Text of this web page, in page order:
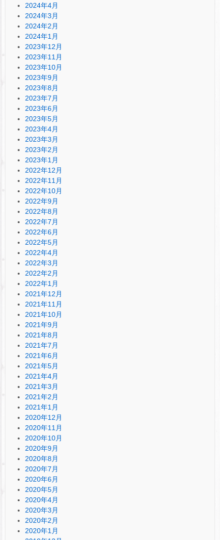
2024年4月
2024年3月
2024年2月
2024年1月
2023年12月
2023年11月
2023年10月
2023年9月
2023年8月
2023年7月
2023年6月
2023年5月
2023年4月
2023年3月
2023年2月
2023年1月
2022年12月
2022年11月
2022年10月
2022年9月
2022年8月
2022年7月
2022年6月
2022年5月
2022年4月
2022年3月
2022年2月
2022年1月
2021年12月
2021年11月
2021年10月
2021年9月
2021年8月
2021年7月
2021年6月
2021年5月
2021年4月
2021年3月
2021年2月
2021年1月
2020年12月
2020年11月
2020年10月
2020年9月
2020年8月
2020年7月
2020年6月
2020年5月
2020年4月
2020年3月
2020年2月
2020年1月